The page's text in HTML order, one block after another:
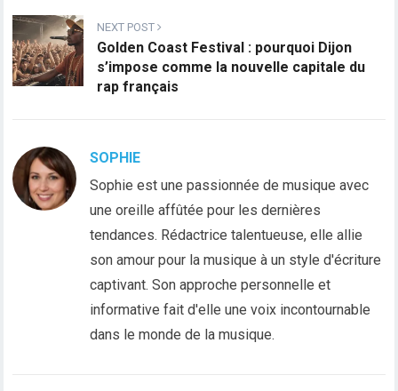
NEXT POST
Golden Coast Festival : pourquoi Dijon
s’impose comme la nouvelle capitale du
rap français
SOPHIE
Sophie est une passionnée de musique avec
une oreille affûtée pour les dernières
tendances. Rédactrice talentueuse, elle allie
son amour pour la musique à un style d'écriture
captivant. Son approche personnelle et
informative fait d'elle une voix incontournable
dans le monde de la musique.